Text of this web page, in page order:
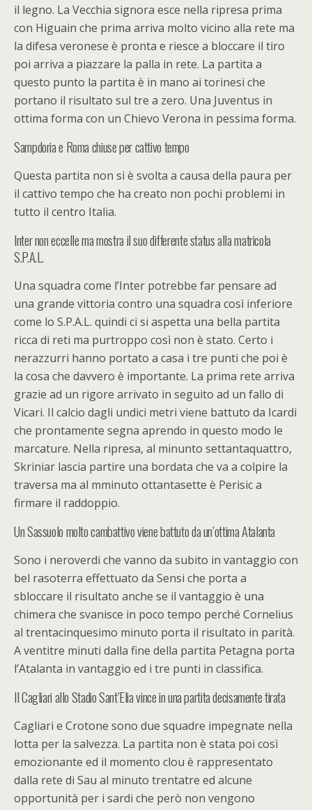
il legno. La Vecchia signora esce nella ripresa prima
con Higuain che prima arriva molto vicino alla rete ma
la difesa veronese è pronta e riesce a bloccare il tiro
poi arriva a piazzare la palla in rete. La partita a
questo punto la partita è in mano ai torinesi che
portano il risultato sul tre a zero. Una Juventus in
ottima forma con un Chievo Verona in pessima forma.
Sampdoria e Roma chiuse per cattivo tempo
Questa partita non si è svolta a causa della paura per
il cattivo tempo che ha creato non pochi problemi in
tutto il centro Italia.
Inter non eccelle ma mostra il suo differente status alla matricola
S.P.A.L.
Una squadra come l’Inter potrebbe far pensare ad
una grande vittoria contro una squadra così inferiore
come lo S.P.A.L. quindi ci si aspetta una bella partita
ricca di reti ma purtroppo così non è stato. Certo i
nerazzurri hanno portato a casa i tre punti che poi è
la cosa che davvero è importante. La prima rete arriva
grazie ad un rigore arrivato in seguito ad un fallo di
Vicari. Il calcio dagli undici metri viene battuto da Icardi
che prontamente segna aprendo in questo modo le
marcature. Nella ripresa, al minunto settantaquattro,
Skriniar lascia partire una bordata che va a colpire la
traversa ma al mminuto ottantasette è Perisic a
firmare il raddoppio.
Un Sassuolo molto cambattivo viene battuto da un’ottima Atalanta
Sono i neroverdi che vanno da subito in vantaggio con
bel rasoterra effettuato da Sensi che porta a
sbloccare il risultato anche se il vantaggio è una
chimera che svanisce in poco tempo perché Cornelius
al trentacinquesimo minuto porta il risultato in parità.
A ventitre minuti dalla fine della partita Petagna porta
l’Atalanta in vantaggio ed i tre punti in classifica.
Il Cagliari allo Stadio Sant’Elia vince in una partita decisamente tirata
Cagliari e Crotone sono due squadre impegnate nella
lotta per la salvezza. La partita non è stata poi così
emozionante ed il momento clou è rappresentato
dalla rete di Sau al minuto trentatre ed alcune
opportunità per i sardi che però non vengono